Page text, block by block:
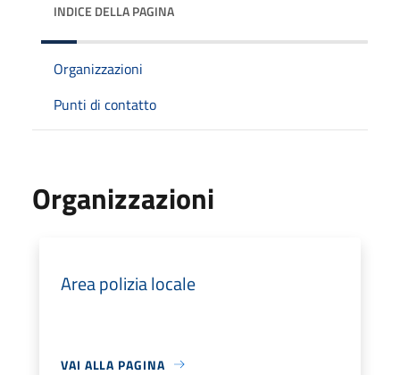
INDICE DELLA PAGINA
Organizzazioni
Punti di contatto
Organizzazioni
Area polizia locale
VAI ALLA PAGINA